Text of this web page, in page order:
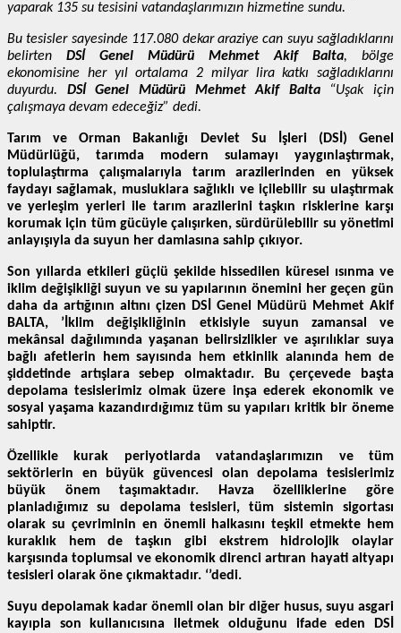
yaparak 135 su tesisini vatandaşlarımızın hizmetine sundu.
Bu tesisler sayesinde 117.080 dekar araziye can suyu sağladıklarını
belirten DSİ Genel Müdürü Mehmet Akif Balta, bölge
ekonomisine her yıl ortalama 2 milyar lira katkı sağladıklarını
duyurdu. DSİ Genel Müdürü Mehmet Akif Balta“Uşak için
çalışmaya devam edeceğiz” dedi.
Tarım ve Orman Bakanlığı Devlet Su İşleri (DSİ) Genel
Müdürlüğü, tarımda modern sulamayı yaygınlaştırmak,
toplulaştırma çalışmalarıyla tarım arazilerinden en yüksek
faydayı sağlamak, musluklara sağlıklı ve içilebilir su ulaştırmak
ve yerleşim yerleri ile tarım arazilerini taşkın risklerine karşı
korumak için tüm gücüyle çalışırken, sürdürülebilir su yönetimi
anlayışıyla da suyun her damlasına sahip çıkıyor.
Son yıllarda etkileri güçlü şekilde hissedilen küresel ısınma ve
iklim değişikliği suyun ve su yapılarının önemini her geçen gün
daha da artığının altını çizen DSİ Genel Müdürü Mehmet Akif
BALTA, ’İklim değişikliğinin etkisiyle suyun zamansal ve
mekânsal dağılımında yaşanan belirsizlikler ve aşırılıklar suya
bağlı afetlerin hem sayısında hem etkinlik alanında hem de
şiddetinde artışlara sebep olmaktadır. Bu çerçevede başta
depolama tesislerimiz olmak üzere inşa ederek ekonomik ve
sosyal yaşama kazandırdığımız tüm su yapıları kritik bir öneme
sahiptir.
Özellikle kurak periyotlarda vatandaşlarımızın ve tüm
sektörlerin en büyük güvencesi olan depolama tesislerimiz
büyük önem taşımaktadır. Havza özelliklerine göre
planladığımız su depolama tesisleri, tüm sistemin sigortası
olarak su çevriminin en önemli halkasını teşkil etmekte hem
kuraklık hem de taşkın gibi ekstrem hidrolojik olaylar
karşısında toplumsal ve ekonomik direnci artıran hayati altyapı
tesisleri olarak öne çıkmaktadır. ‘’dedi.
Suyu depolamak kadar önemli olan bir diğer husus, suyu asgari
kayıpla son kullanıcısına iletmek olduğunu ifade eden DSİ